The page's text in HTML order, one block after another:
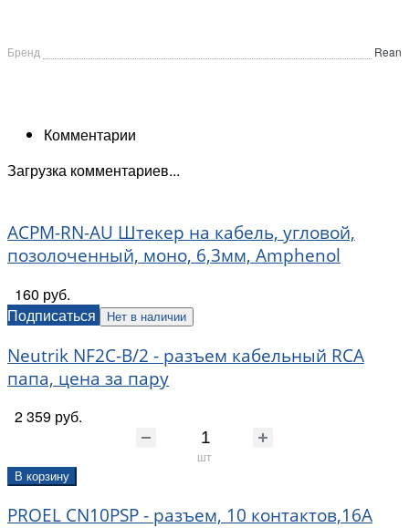
Бренд Rean
Комментарии
Загрузка комментариев...
ACPM-RN-AU Штекер на кабель, угловой,
позолоченный, моно, 6,3мм, Amphenol
160 руб.
Подписаться
Нет в наличии
Neutrik NF2C-B/2 - разъем кабельный RCA
папа, цена за пару
2 359 руб.
шт
В корзину
PROEL CN10PSP - разъем, 10 контактов,16А